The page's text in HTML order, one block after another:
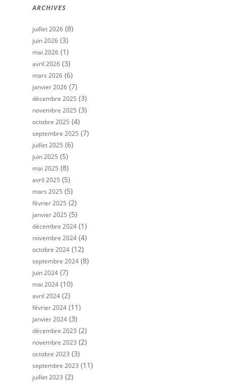
ARCHIVES
juillet 2026 (8)
juin 2026 (3)
mai 2026 (1)
avril 2026 (3)
mars 2026 (6)
janvier 2026 (7)
décembre 2025 (3)
novembre 2025 (3)
octobre 2025 (4)
septembre 2025 (7)
juillet 2025 (6)
juin 2025 (5)
mai 2025 (8)
avril 2025 (5)
mars 2025 (5)
février 2025 (2)
janvier 2025 (5)
décembre 2024 (1)
novembre 2024 (4)
octobre 2024 (12)
septembre 2024 (8)
juin 2024 (7)
mai 2024 (10)
avril 2024 (2)
février 2024 (11)
janvier 2024 (3)
décembre 2023 (2)
novembre 2023 (2)
octobre 2023 (3)
septembre 2023 (11)
juillet 2023 (2)